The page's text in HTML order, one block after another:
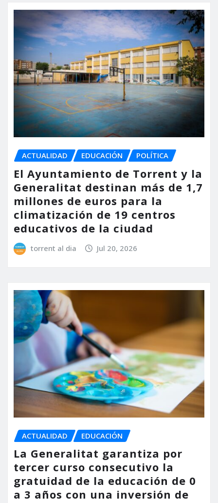
ACTUALIDAD EDUCACIÓN POLÍTICA
El Ayuntamiento de Torrent y la
Generalitat destinan más de 1,7
millones de euros para la
climatización de 19 centros
educativos de la ciudad
torrent al dia Jul 20, 2026
ACTUALIDAD EDUCACIÓN
La Generalitat garantiza por
tercer curso consecutivo la
gratuidad de la educación de 0
a 3 años con una inversión de